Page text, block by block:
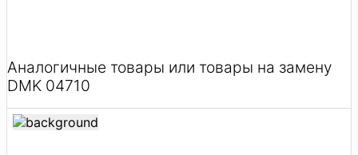
Аналогичные товары или товары на замену
DMK 04710